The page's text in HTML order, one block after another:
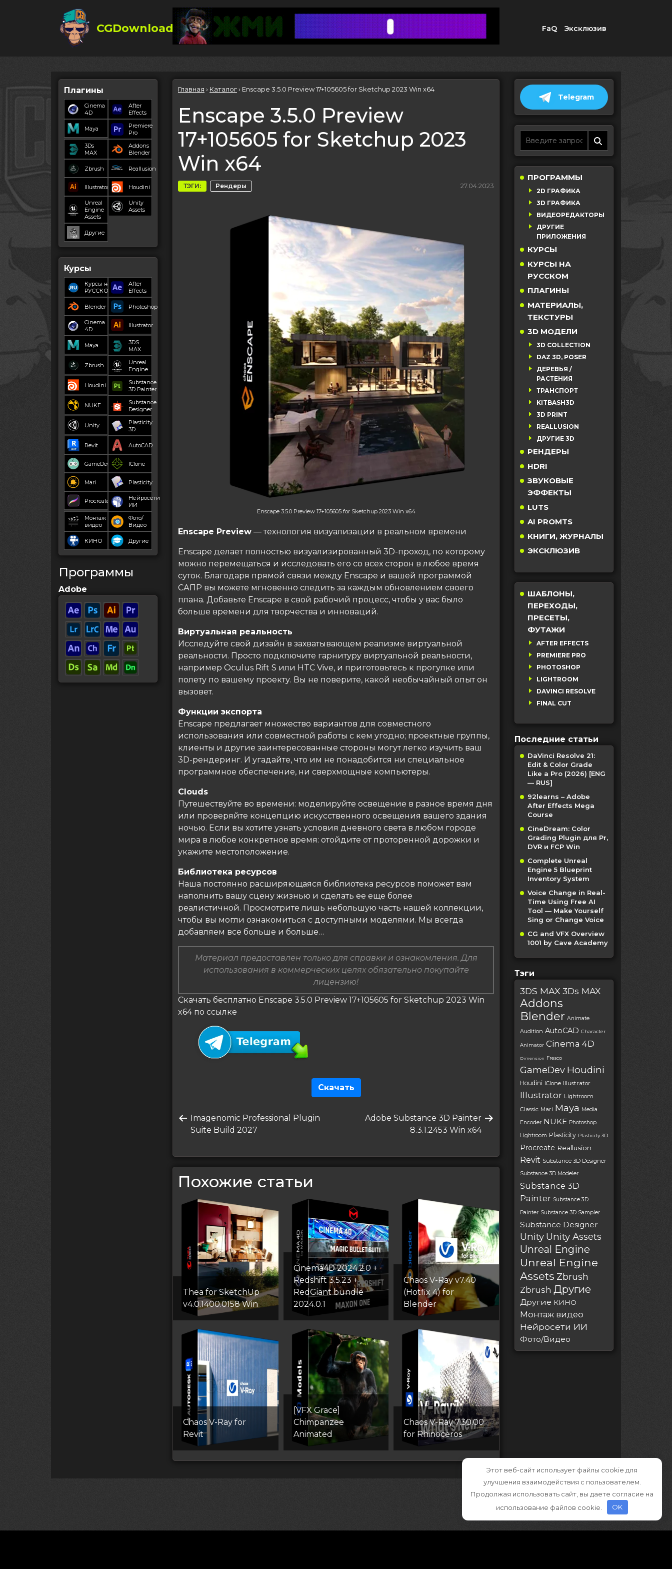
CGDownload FaQ Эксклюзив
Плагины
Cinema
4D
After
Effects
Maya
Premiere
Pro
3Ds
MAX
Addons
Blender
Zbrush Reallusion
Illustrator Houdini
Unreal
Engine
Assets
Unity
Assets
Другие
Курсы
Курсы на
РУССКОМ
After
Effects
Blender Photoshop
Cinema
4D
Illustrator
Maya
3DS
MAX
Zbrush
Unreal
Engine
Houdini
Substance
3D Painter
NUKE
Substance
Designer
Unity
Plasticity
3D
Revit AutoCAD
GameDev IClone
Mari Plasticity
Procreate
Нейросети
ИИ
Монтаж
видео
Фото/
Видео
КИНО Другие
Программы
Adobe
Главная › Каталог› Enscape 3.5.0 Preview 17+105605 for Sketchup 2023 Win x64
Enscape 3.5.0 Preview
17+105605 for Sketchup 2023
Win x64
ТЭГИ: Рендеры 27.04.2023
Enscape 3.5.0 Preview 17+105605 for Sketchup 2023 Win x64
Enscape Preview — технология визуализации в реальном времени
Enscape делает полностью визуализированный 3D-проход, по которому
можно перемещаться и исследовать его со всех сторон в любое время
суток. Благодаря прямой связи между Enscape и вашей программой
САПР вы можете мгновенно следить за каждым обновлением своего
плана. Добавьте Enscape в свой рабочий процесс, чтобы у вас было
больше времени для творчества и инноваций.
Виртуальная реальность
Исследуйте свой дизайн в захватывающем реализме виртуальной
реальности. Просто подключите гарнитуру виртуальной реальности,
например Oculus Rift S или HTC Vive, и приготовьтесь к прогулке или
полету по вашему проекту. Вы не поверите, какой необычайный опыт он
вызовет.
Функции экспорта
Enscape предлагает множество вариантов для совместного
использования или совместной работы с кем угодно; проектные группы,
клиенты и другие заинтересованные стороны могут легко изучить ваш
3D-рендеринг. И угадайте, что им не понадобится ни специальное
программное обеспечение, ни сверхмощные компьютеры.
Clouds
Путешествуйте во времени: моделируйте освещение в разное время дня
или проверяйте концепцию искусственного освещения вашего здания
ночью. Если вы хотите узнать условия дневного света в любом городе
мира в любое конкретное время: отойдите от проторенной дорожки и
укажите местоположение.
Библиотека ресурсов
Наша постоянно расширяющаяся библиотека ресурсов поможет вам
наполнить вашу сцену жизнью и сделать ее еще более
реалистичной. Просмотрите лишь небольшую часть нашей коллекции,
чтобы вы могли ознакомиться с доступными моделями. Мы всегда
добавляем все больше и больше…
Материал предоставлен только для справки и ознакомления. Для
использования в коммерческих целях обязательно покупайте
лицензию!
Скачать бесплатно Enscape 3.5.0 Preview 17+105605 for Sketchup 2023 Win
x64 по ссылке
Скачать
поПредыдущая
запись
Imagenomic Professional Plugin
Suite Build 2027
Следующая
Adobe Substance 3D Painter
8.3.1.2453 Win x64
Похожие статьи
Thea for SketchUp
v4.0.1400.0158 Win
Cinema4D 2024.2.0 +
Redshift 3.5.23 +
RedGiant bundle
2024.0.1
Chaos V-Ray v7.40
(Hotfix 4) for
Blender
Chaos V-Ray for
Revit
[VFX Grace]
Chimpanzee
Animated
Chaos V-Ray 7.30.00
for Rhinoceros
Telegram
ПРОГРАММЫ
2D ГРАФИКА
3D ГРАФИКА
ВИДЕОРЕДАКТОРЫ
ДРУГИЕ
ПРИЛОЖЕНИЯ
КУРСЫ
КУРСЫ НА
РУССКОМ
ПЛАГИНЫ
МАТЕРИАЛЫ,
ТЕКСТУРЫ
3D МОДЕЛИ
3D COLLECTION
DAZ 3D, POSER
ДЕРЕВЬЯ /
РАСТЕНИЯ
ТРАНСПОРТ
KITBASH3D
3D PRINT
REALLUSION
ДРУГИЕ 3D
РЕНДЕРЫ
HDRI
ЗВУКОВЫЕ
ЭФФЕКТЫ
LUTS
AI PROMTS
КНИГИ, ЖУРНАЛЫ
ЭКСКЛЮЗИВ
ШАБЛОНЫ,
ПЕРЕХОДЫ,
ПРЕСЕТЫ,
ФУТАЖИ
AFTER EFFECTS
PREMIERE PRO
PHOTOSHOP
LIGHTROOM
DAVINCI RESOLVE
FINAL CUT
Последние статьи
DaVinci Resolve 21:
Edit & Color Grade
Like a Pro (2026) [ENG
— RUS]
92learns – Adobe
After Effects Mega
Course
CineDream: Color
Grading Plugin для Pr,
DVR и FCP Win
Complete Unreal
Engine 5 Blueprint
Inventory System
Voice Change in Real-
Time Using Free AI
Tool — Make Yourself
Sing or Change Voice
CG and VFX Overview
1001 by Cave Academy
Тэги
3DS MAX 3Ds MAX
Addons
Blender Animate
Audition AutoCAD Character
Animator Cinema 4D
Dimension Fresco
GameDev Houdini
Houdini IClone Illustrator
Illustrator Lightroom
Classic Mari Maya
Media
Encoder NUKE Photoshop
Lightroom Plasticity Plasticity 3D
Procreate Reallusion
Revit Substance 3D Designer
Substance 3D Modeler
Substance 3D
Painter Substance 3D
Painter Substance 3D Sampler
Substance Designer
Unity Unity Assets
Unreal Engine
Unreal Engine
Assets Zbrush
Zbrush Другие
Другие КИНО
Монтаж видео
Нейросети ИИ
Фото/Видео
Этот веб-сайт использует файлы cookie для
улучшения взаимодействия с пользователем.
Продолжая использовать сайт, вы даете согласие на
использование файлов cookie.
OK